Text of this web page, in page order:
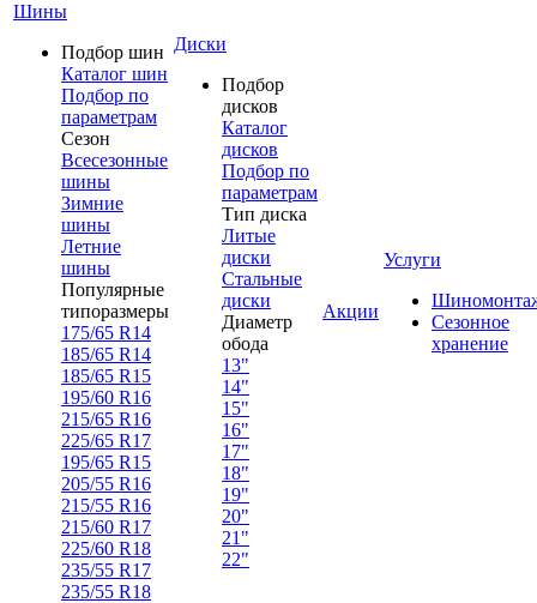
Шины
Подбор шин
Каталог шин
Подбор по
параметрам
Сезон
Всесезонные
шины
Зимние
шины
Летние
шины
Популярные
типоразмеры
175/65 R14
185/65 R14
185/65 R15
195/60 R16
215/65 R16
225/65 R17
195/65 R15
205/55 R16
215/55 R16
215/60 R17
225/60 R18
235/55 R17
235/55 R18
Диски
Подбор
дисков
Каталог
дисков
Подбор по
параметрам
Тип диска
Литые
диски
Стальные
диски
Диаметр
обода
13"
14"
15"
16"
17"
18"
19"
20"
21"
22"
Акции
Услуги
Сезонное
хранение